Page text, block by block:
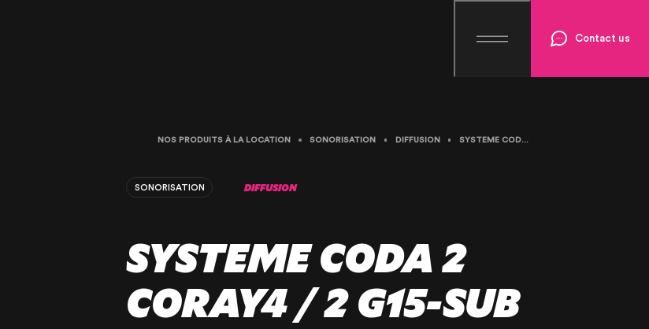
Contact us
NOS PRODUITS À LA LOCATION SONORISATION DIFFUSION SYSTEME CODA 2 CORAY4 / 2 G15-SUB
SONORISATION DIFFUSION
SYSTEME CODA 2
CORAY4 / 2 G15-SUB